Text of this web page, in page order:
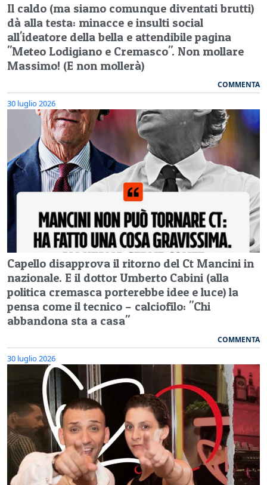
Il caldo (ma siamo comunque diventati brutti)
dà alla testa: minacce e insulti social
all'ideatore della bella e attendibile pagina
"Meteo Lodigiano e Cremasco". Non mollare
Massimo! (E non mollerà)
COMMENTA
30 luglio 2026
Capello disapprova il ritorno del Ct Mancini in
nazionale. E il dottor Umberto Cabini (alla
politica cremasca porterebbe idee e luce) la
pensa come il tecnico – calciofilo: "Chi
abbandona sta a casa"
COMMENTA
30 luglio 2026